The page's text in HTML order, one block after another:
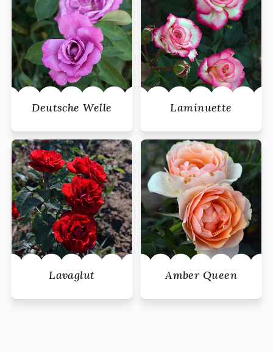
Deutsche Welle Laminuette
Lavaglut Amber Queen